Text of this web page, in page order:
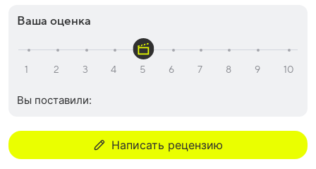
Ваша оценка
Вы поставили:
Написать рецензию